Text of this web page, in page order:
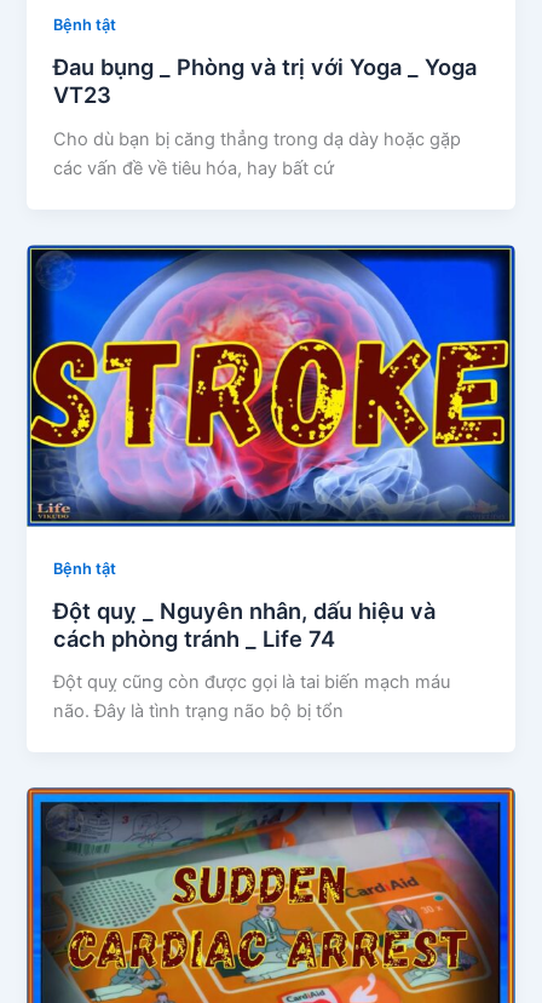
Bệnh tật
Đau bụng _ Phòng và trị với Yoga _ Yoga
VT23
Cho dù bạn bị căng thẳng trong dạ dày hoặc gặp
các vấn đề về tiêu hóa, hay bất cứ
Bệnh tật
Đột quỵ _ Nguyên nhân, dấu hiệu và
cách phòng tránh _ Life 74
Đột quỵ cũng còn được gọi là tai biến mạch máu
não. Đây là tình trạng não bộ bị tổn